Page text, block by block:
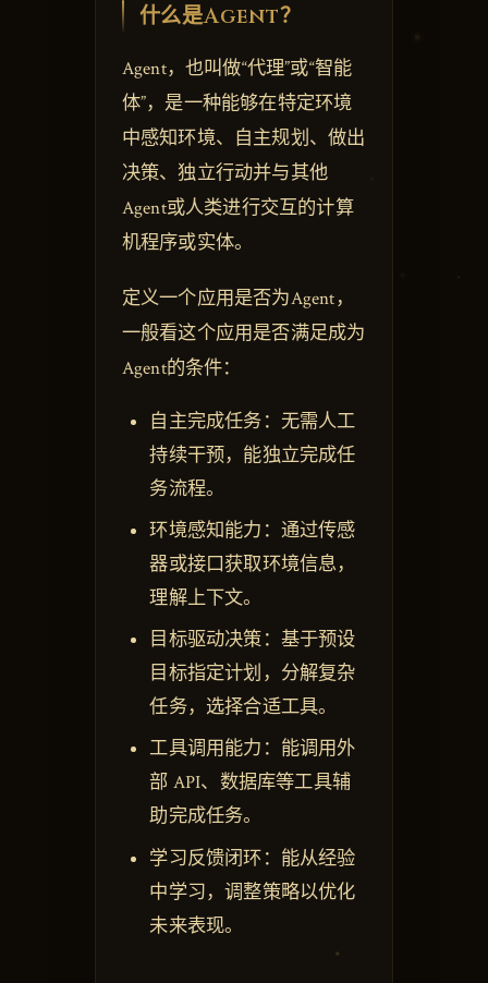
什么是Agent？
Agent，也叫做“代理”或“智能
体”，是一种能够在特定环境
中感知环境、自主规划、做出
决策、独立行动并与其他
Agent或人类进行交互的计算
机程序或实体。
定义一个应用是否为Agent，
一般看这个应用是否满足成为
Agent的条件：
自主完成任务：无需人工
持续干预，能独立完成任
务流程。
环境感知能力：通过传感
器或接口获取环境信息，
理解上下文。
目标驱动决策：基于预设
目标指定计划，分解复杂
任务，选择合适工具。
工具调用能力：能调用外
部 API、数据库等工具辅
助完成任务。
学习反馈闭环：能从经验
中学习，调整策略以优化
未来表现。